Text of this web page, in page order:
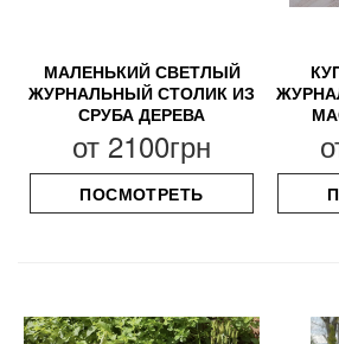
МАЛЕНЬКИЙ СВЕТЛЫЙ
ЖУРНАЛЬНЫЙ СТОЛИК ИЗ
СРУБА ДЕРЕВА
от 2100грн
ПОСМОТРЕТЬ